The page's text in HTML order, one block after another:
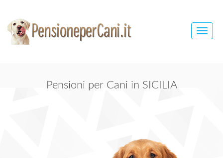
Toggle
Pensioni per Cani in SICILIA